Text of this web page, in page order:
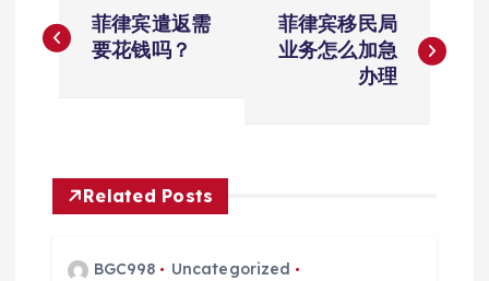
章
航
菲律宾遣返需
要花钱吗？
菲律宾移民局
业务怎么加急
办理
Related Posts
BGC998
Uncategorized